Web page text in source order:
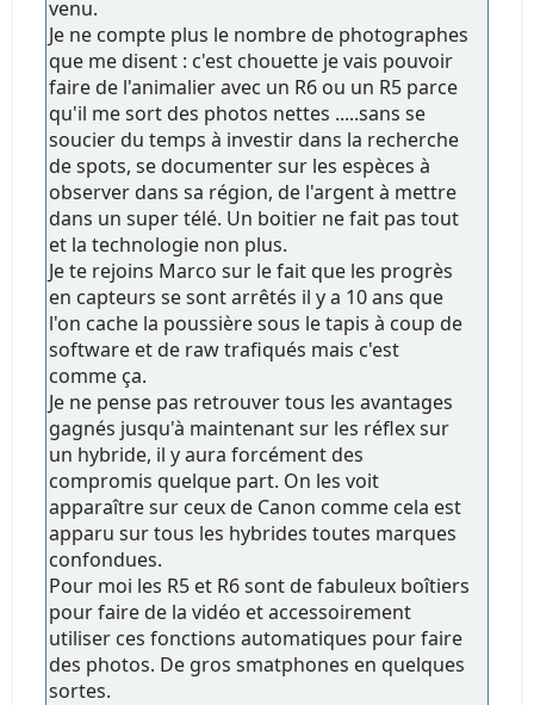
venu.
Je ne compte plus le nombre de photographes
que me disent : c'est chouette je vais pouvoir
faire de l'animalier avec un R6 ou un R5 parce
qu'il me sort des photos nettes .....sans se
soucier du temps à investir dans la recherche
de spots, se documenter sur les espèces à
observer dans sa région, de l'argent à mettre
dans un super télé. Un boitier ne fait pas tout
et la technologie non plus.
Je te rejoins Marco sur le fait que les progrès
en capteurs se sont arrêtés il y a 10 ans que
l'on cache la poussière sous le tapis à coup de
software et de raw trafiqués mais c'est
comme ça.
Je ne pense pas retrouver tous les avantages
gagnés jusqu'à maintenant sur les réflex sur
un hybride, il y aura forcément des
compromis quelque part. On les voit
apparaître sur ceux de Canon comme cela est
apparu sur tous les hybrides toutes marques
confondues.
Pour moi les R5 et R6 sont de fabuleux boîtiers
pour faire de la vidéo et accessoirement
utiliser ces fonctions automatiques pour faire
des photos. De gros smatphones en quelques
sortes.